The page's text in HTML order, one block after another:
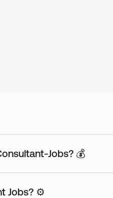
Jobs? 💰
Jobs? ⚙️